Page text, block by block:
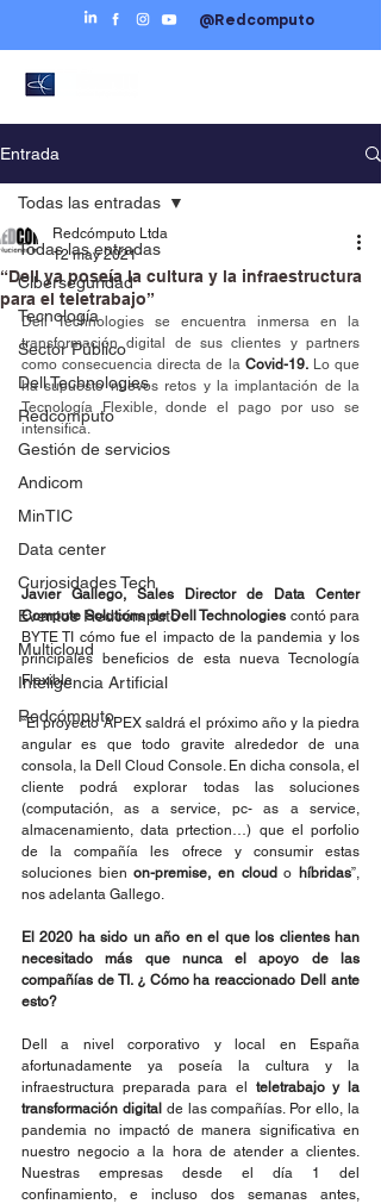
@Redcomputo
Entrada
Todas las entradas
Ciberseguridad
Tecnología
Sector Público
Dell Technologies
Redcómputo
Gestión de servicios
Andicom
MinTIC
Data center
Curiosidades Tech
Eventos Redcómputo
Multicloud
Inteligencia Artificial
Redcómputo
Todas las entradas
“Dell ya poseía la cultura y la infraestructura
para el teletrabajo”
Redcómputo Ltda
12 may 2021
Dell Technologies se encuentra inmersa en la
transformación digital de sus clientes y partners
como consecuencia directa de la Covid-19. Lo que
ha supuesto nuevos retos y la implantación de la
Tecnología Flexible, donde el pago por uso se
intensifica.
Javier Gallego, Sales Director de Data Center
Compute Solutions de Dell Technologies contó para
BYTE TI cómo fue el impacto de la pandemia y los
principales beneficios de esta nueva Tecnología
Flexible.
“El proyecto APEX saldrá el próximo año y la piedra
angular es que todo gravite alrededor de una
consola, la Dell Cloud Console. En dicha consola, el
cliente podrá explorar todas las soluciones
(computación, as a service, pc- as a service,
almacenamiento, data prtection…) que el porfolio
de la compañía les ofrece y consumir estas
soluciones bien on-premise, en cloud o híbridas”,
nos adelanta Gallego.
El 2020 ha sido un año en el que los clientes han
necesitado más que nunca el apoyo de las
compañías de TI. ¿ Cómo ha reaccionado Dell ante
esto?
Dell a nivel corporativo y local en España
afortunadamente ya poseía la cultura y la
infraestructura preparada para el teletrabajo y la
transformación digital de las compañías. Por ello, la
pandemia no impactó de manera significativa en
nuestro negocio a la hora de atender a clientes.
Nuestras empresas desde el día 1 del
confinamiento, e incluso dos semanas antes,